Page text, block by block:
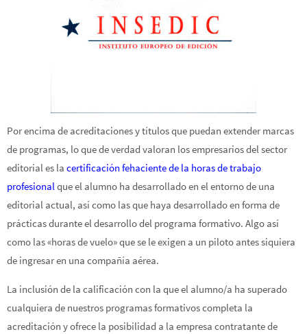
Por encima de acreditaciones y títulos que puedan extender marcas
de programas, lo que de verdad valoran los empresarios del sector
editorial es la certificación fehaciente de la horas de trabajo
profesional que el alumno ha desarrollado en el entorno de una
editorial actual, así como las que haya desarrollado en forma de
prácticas durante el desarrollo del programa formativo. Algo así
como las «horas de vuelo» que se le exigen a un piloto antes siquiera
de ingresar en una compañía aérea.
La inclusión de la calificación con la que el alumno/a ha superado
cualquiera de nuestros programas formativos completa la
acreditación y ofrece la posibilidad a la empresa contratante de